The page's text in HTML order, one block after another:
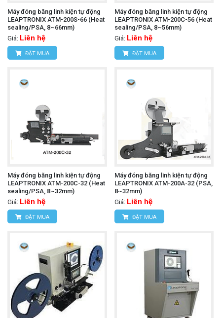
Máy đóng băng linh kiện tự động
LEAPTRONIX ATM-200S-66 (Heat
sealing/PSA, 8~66mm)
Giá: Liên hệ
ĐẶT MUA
Máy đóng băng linh kiện tự động
LEAPTRONIX ATM-200C-56 (Heat
sealing/PSA, 8~56mm)
Giá: Liên hệ
ĐẶT MUA
Máy đóng băng linh kiện tự động
LEAPTRONIX ATM-200C-32 (Heat
sealing/PSA, 8~32mm)
Giá: Liên hệ
ĐẶT MUA
Máy đóng băng linh kiện tự động
LEAPTRONIX ATM-200A-32 (PSA,
8~32mm)
Giá: Liên hệ
ĐẶT MUA